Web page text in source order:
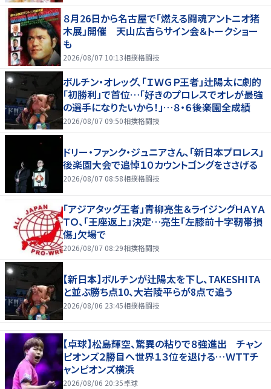
８月26日から名古屋で「燃える闘魂アントニオ猪
木展」開催 天山広吉らサイン会＆トークショー
も
2026/08/07 10:13相撲格闘技
ボルチン・オレッグ、「ＩＷＧＰ王者」辻陽太に劇的
「初勝利」で首位…「好きのプロレスでオレが最強
の選手になりたいから！」…８・６後楽園全成績
2026/08/07 09:50相撲格闘技
ドリー・ファンク・ジュニアさん、「新日本プロレス」
後楽園大会で追悼１０カウントゴングをささげる
2026/08/07 08:58相撲格闘技
「アジアタッグ王者」青柳亮生＆ライジングＨＡＹＡ
ＴＯ、「王座返上」決定…亮生「左膝前十字靭帯損
傷」欠場で
2026/08/07 08:29相撲格闘技
【新日本】ボルチンが辻陽太を下し、TAKESHITA
と並ぶ勝ち点10、大岩陵平らが8点で追う
2026/08/06 23:45相撲格闘技
【卓球】松島輝空、驚異の粘りで８強進出 チャン
ピオンズ２勝目へ世界１３位を退ける…ＷＴＴチ
ャンピオンズ横浜
2026/08/06 20:35卓球